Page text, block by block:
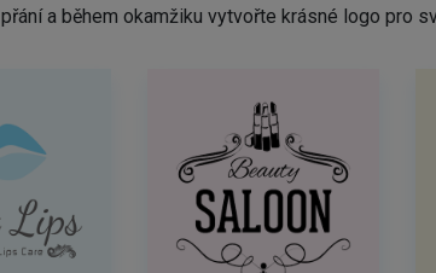
přání a během okamžiku vytvořte krásné logo pro